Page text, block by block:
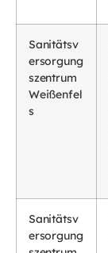
Sanitätsv
ersorgung
szentrum
Weißenfel
s
Sanitätsv
ersorgung